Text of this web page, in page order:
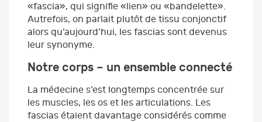
«fascia», qui signifie «lien» ou «bandelette».
Autrefois, on parlait plutôt de tissu conjonctif
alors qu’aujourd’hui, les fascias sont devenus
leur synonyme.
Notre corps – un ensemble connecté
La médecine s’est longtemps concentrée sur
les muscles, les os et les articulations. Les
fascias étaient davantage considérés comme